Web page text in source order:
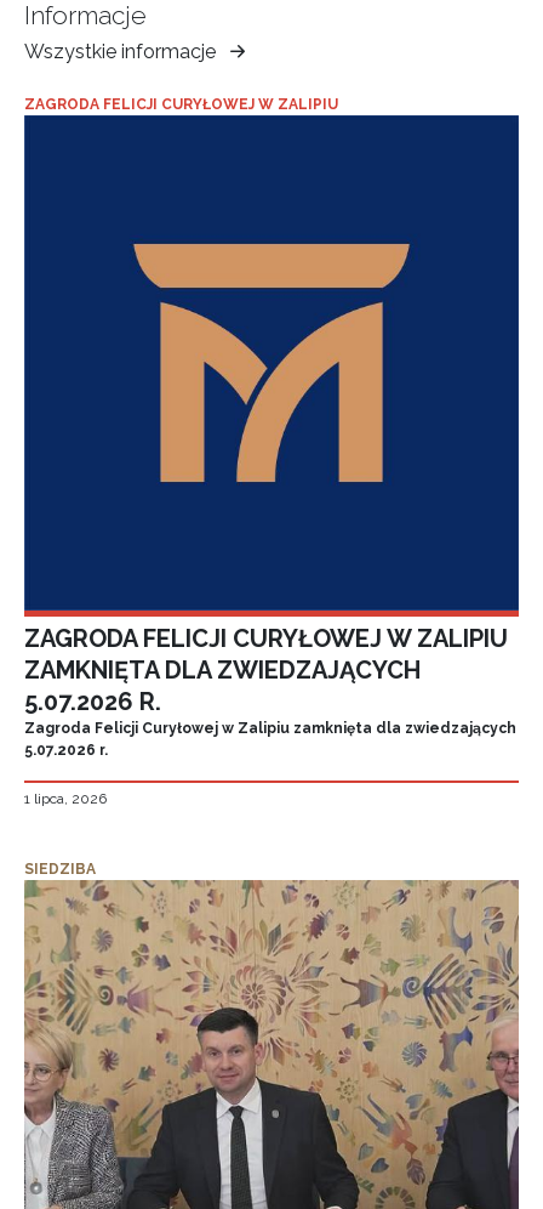
Informacje
Wszystkie informacje
Muzeum
Ziemi
Tarnowskiej
ZAGRODA FELICJI CURYŁOWEJ W ZALIPIU
ZAGRODA FELICJI CURYŁOWEJ W ZALIPIU
ZAMKNIĘTA DLA ZWIEDZAJĄCYCH
5.07.2026 R.
Zagroda Felicji Curyłowej w Zalipiu zamknięta dla zwiedzających
5.07.2026 r.
1 lipca, 2026
SIEDZIBA